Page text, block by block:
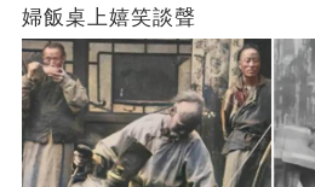
婦飯桌上嬉笑談聲